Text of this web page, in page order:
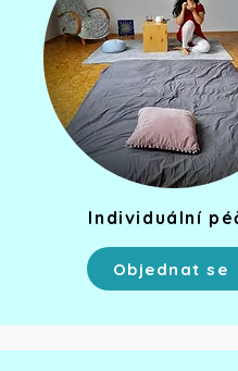
Individuální
Objednat se